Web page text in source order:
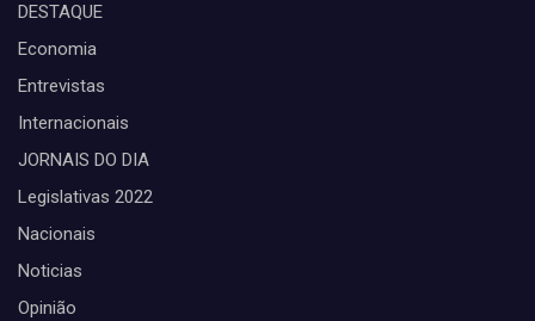
DESTAQUE
Economia
Entrevistas
Internacionais
JORNAIS DO DIA
Legislativas 2022
Nacionais
Noticias
Opinião